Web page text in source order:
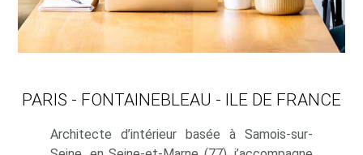
PARIS - FONTAINEBLEAU - ILE DE FRANCE
Architecte d’intérieur basée à Samois-sur-